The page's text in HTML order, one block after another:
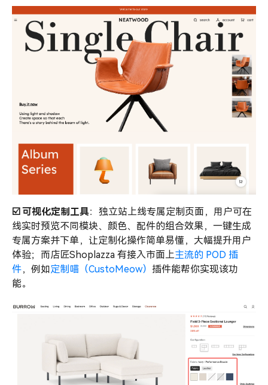
☑️ 可视化定制工具：独立站上线专属定制页面，用户可在
线实时预览不同模块、颜色、配件的组合效果，一键生成
专属方案并下单，让定制化操作简单易懂，大幅提升用户
体验；而店匠Shoplazza 有接入市面上主流的 POD 插
件，例如定制喵（CustoMeow） 插件能帮你实现该功
能。